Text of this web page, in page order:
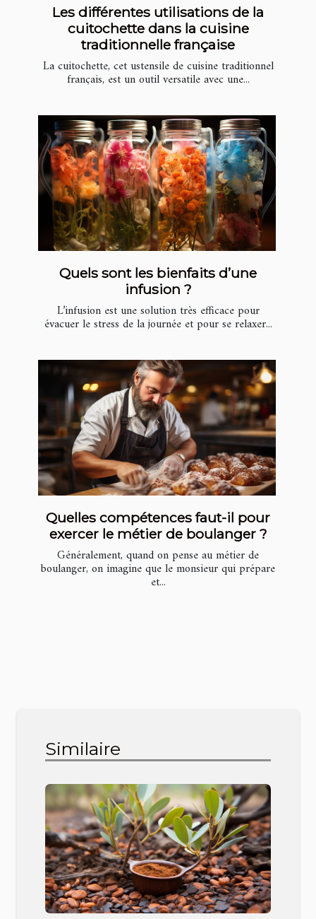
Les différentes utilisations de la
cuitochette dans la cuisine
traditionnelle française
La cuitochette, cet ustensile de cuisine traditionnel
français, est un outil versatile avec une...
Quels sont les bienfaits d’une
infusion ?
L’infusion est une solution très efficace pour
évacuer le stress de la journée et pour se relaxer...
Quelles compétences faut-il pour
exercer le métier de boulanger ?
Généralement, quand on pense au métier de
boulanger, on imagine que le monsieur qui prépare
et...
Similaire